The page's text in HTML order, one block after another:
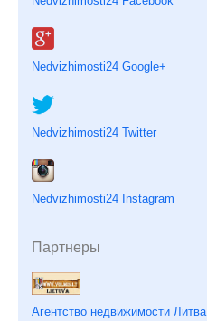
Nedvizhimosti24 Google+
Nedvizhimosti24 Twitter
Nedvizhimosti24 Instagram
Партнеры
Агентство недвижимости Литва